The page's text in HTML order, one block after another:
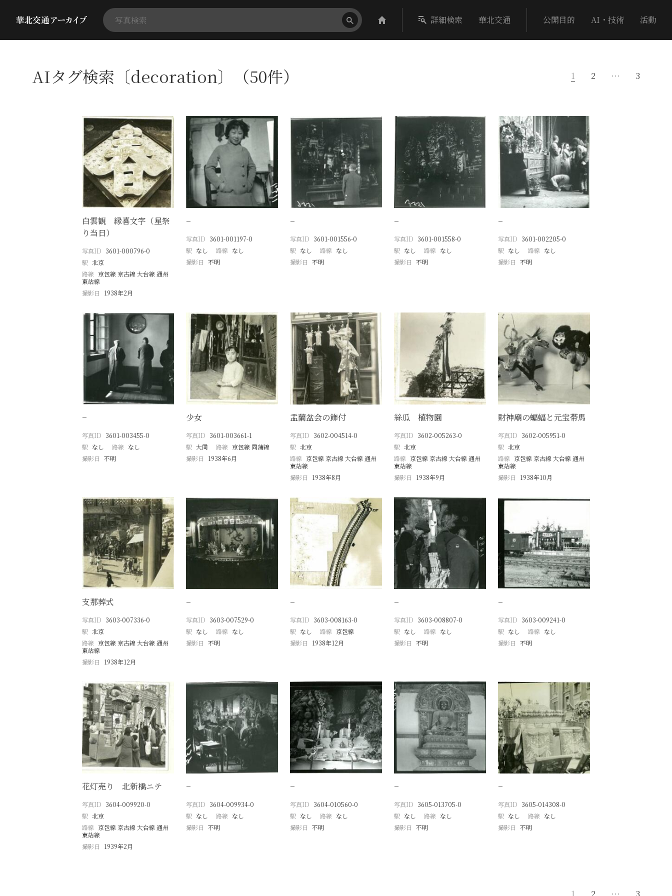
詳細検索 華北交通 公開目的 AI・技術 活動
AIタグ検索〔decoration〕（50件） 1 2 … 3
白雲観 縁喜文字（星祭
り当日）
写真ID 3601-000796-0
駅 北京
路線 京包線 京古線 大台線 通州
東站線
撮影日
1938年2月
−
写真ID 3601-001197-0
駅 なし 路線 なし
撮影日 不明
−
写真ID 3601-001556-0
駅 なし 路線 なし
撮影日 不明
−
写真ID 3601-001558-0
駅 なし 路線 なし
撮影日 不明
−
写真ID 3601-002205-0
駅 なし 路線 なし
撮影日 不明
−
写真ID 3601-003455-0
駅 なし 路線 なし
撮影日 不明
少女
写真ID 3601-003661-1
駅 大同 路線 京包線 同蒲線
撮影日
1938年6月
盂蘭盆会の飾付
写真ID 3602-004514-0
駅 北京
路線 京包線 京古線 大台線 通州
東站線
撮影日
1938年8月
絲瓜 植物園
写真ID 3602-005263-0
駅 北京
路線 京包線 京古線 大台線 通州
東站線
撮影日
1938年9月
財神廟の蝙蝠と元宝帯馬
写真ID 3602-005951-0
駅 北京
路線 京包線 京古線 大台線 通州
東站線
撮影日
1938年10月
支那葬式
写真ID 3603-007336-0
駅 北京
路線 京包線 京古線 大台線 通州
東站線
撮影日
1938年12月
−
写真ID 3603-007529-0
駅 なし 路線 なし
撮影日 不明
−
写真ID 3603-008163-0
駅 なし 路線 京包線
撮影日
1938年12月
−
写真ID 3603-008807-0
駅 なし 路線 なし
撮影日 不明
−
写真ID 3603-009241-0
駅 なし 路線 なし
撮影日 不明
花灯売り 北新橋ニテ
写真ID 3604-009920-0
駅 北京
路線 京包線 京古線 大台線 通州
東站線
撮影日
1939年2月
−
写真ID 3604-009934-0
駅 なし 路線 なし
撮影日 不明
−
写真ID 3604-010560-0
駅 なし 路線 なし
撮影日 不明
−
写真ID 3605-013705-0
駅 なし 路線 なし
撮影日 不明
−
写真ID 3605-014308-0
駅 なし 路線 なし
撮影日 不明